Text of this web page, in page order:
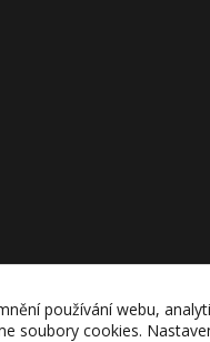
používání webu,
soubory cookies.